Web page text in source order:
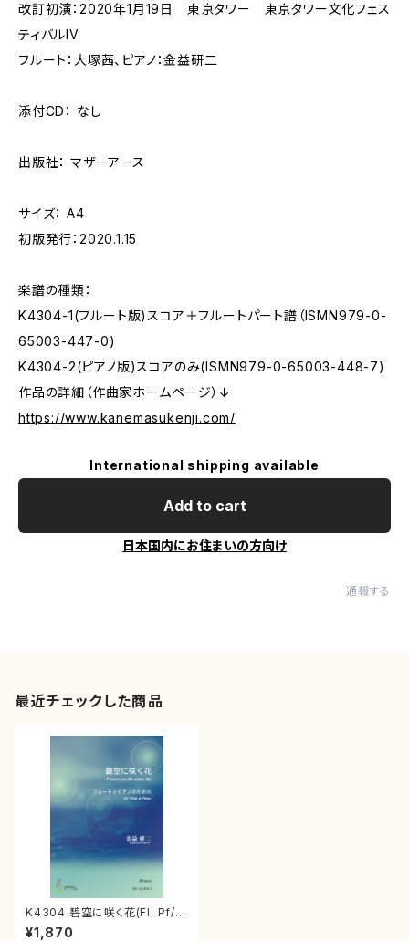
改訂初演：2020年1月19日 東京タワー 東京タワー文化フェス
ティバルIV
フルート：大塚茜、ピアノ：金益研二
添付CD： なし
出版社： マザーアース
サイズ： A4
初版発行：2020.1.15
楽譜の種類：
K4304-1(フルート版)スコア＋フルートパート譜（ISMN979-0-
65003-447-0)
K4304-2(ピアノ版)スコアのみ(ISMN979-0-65003-448-7)
作品の詳細（作曲家ホームページ）↓
https://www.kanemasukenji.com/
International shipping available
Add to cart
日本国内にお住まいの方向け
通報する
最近チェックした商品
K4304 碧空に咲く花(Fl, Pf/金
益研二/楽譜)
¥1,870